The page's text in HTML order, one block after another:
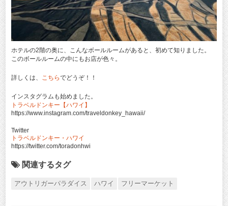
ホテルの2階の奥に、こんなボールルームがあると、初めて知りました。
このボールルームの中にもお店が色々。
詳しくは、 こちらでどうぞ！！
インスタグラムも始めました。
トラベルドンキー【ハワイ】
https://www.instagram.com/traveldonkey_hawaii/
Twitter
トラベルドンキー・ハワイ
https://twitter.com/toradonhwi
関連するタグ
アウトリガーパラダイス ハワイ フリーマーケット